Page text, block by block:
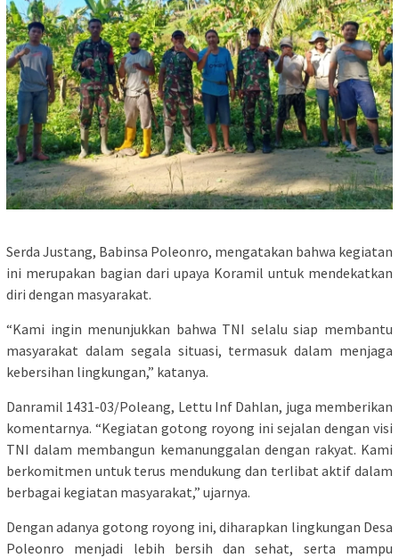
Serda Justang, Babinsa Poleonro, mengatakan bahwa kegiatan
ini merupakan bagian dari upaya Koramil untuk mendekatkan
diri dengan masyarakat.
“Kami ingin menunjukkan bahwa TNI selalu siap membantu
masyarakat dalam segala situasi, termasuk dalam menjaga
kebersihan lingkungan,” katanya.
Danramil 1431-03/Poleang, Lettu Inf Dahlan, juga memberikan
komentarnya. “Kegiatan gotong royong ini sejalan dengan visi
TNI dalam membangun kemanunggalan dengan rakyat. Kami
berkomitmen untuk terus mendukung dan terlibat aktif dalam
berbagai kegiatan masyarakat,” ujarnya.
Dengan adanya gotong royong ini, diharapkan lingkungan Desa
Poleonro menjadi lebih bersih dan sehat, serta mampu